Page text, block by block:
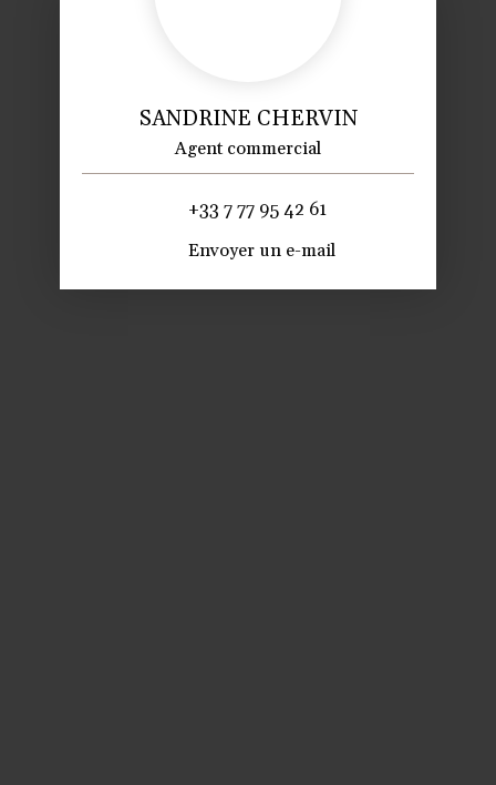
SANDRINE CHERVIN
Agent commercial
+33 7 77 95 42 61
Envoyer un e-mail